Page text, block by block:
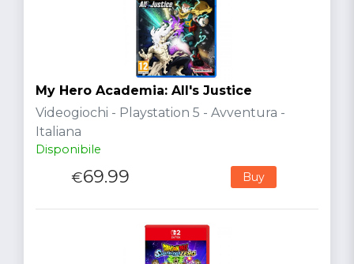
My Hero Academia: All's Justice
Videogiochi - Playstation 5 - Avventura -
Italiana
Disponibile
€69.99 Buy